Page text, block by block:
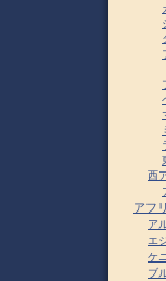
西
アフ
ア
エ
ケ
ブ